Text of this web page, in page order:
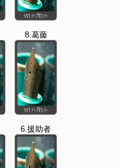
8.葛藤
6.援助者